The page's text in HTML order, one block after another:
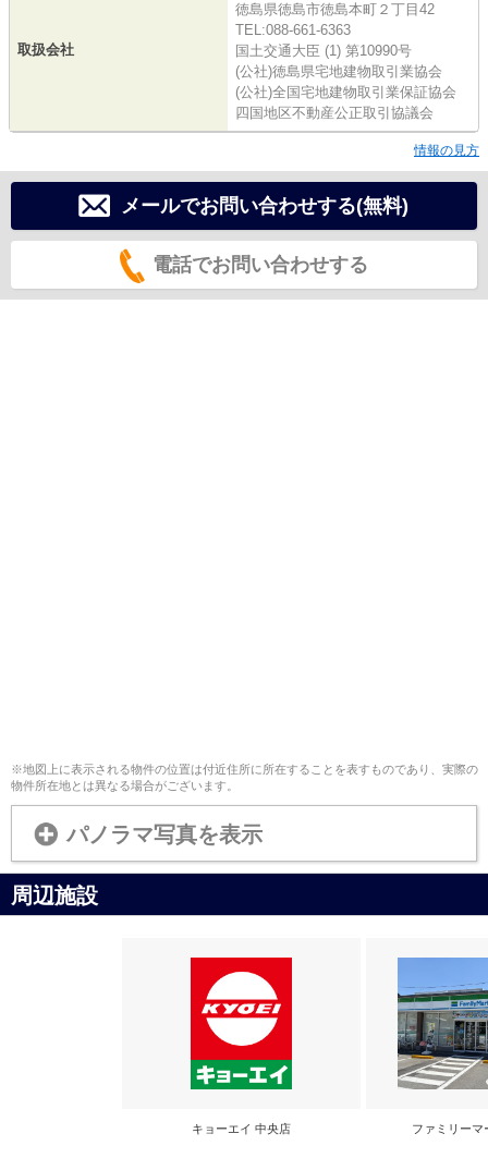
取扱会社
徳島県徳島市徳島本町２丁目42
TEL:088-661-6363
国土交通大臣 (1) 第10990号
(公社)徳島県宅地建物取引業協会
(公社)全国宅地建物取引業保証協会
四国地区不動産公正取引協議会
情報の見方
メールでお問い合わせする(無料)
電話でお問い合わせする
※地図上に表示される物件の位置は付近住所に所在することを表すものであり、実際の
物件所在地とは異なる場合がございます。
パノラマ写真を表示
周辺施設
キョーエイ 中央店 ファミリーマ